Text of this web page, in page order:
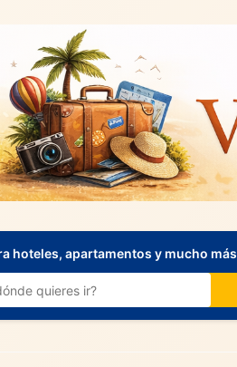
hoteles, apartamentos y mucho